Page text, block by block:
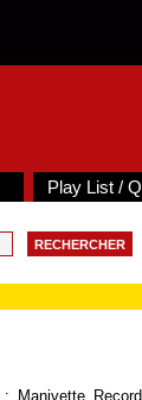
Play List /
Manivette